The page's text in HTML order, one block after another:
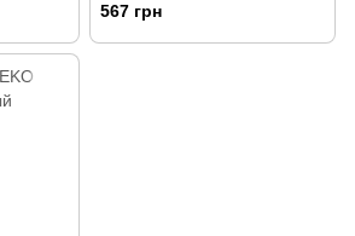
567 грн